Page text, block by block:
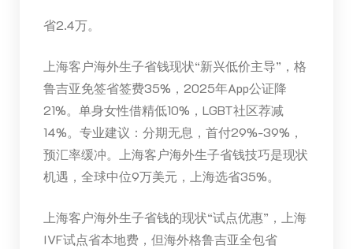
省2.4万。
上海客户海外生子省钱现状“新兴低价主导”，格
鲁吉亚免签省签费35%，2025年App公证降
21%。单身女性借精低10%，LGBT社区荐减
14%。专业建议：分期无息，首付29%-39%，
预汇率缓冲。上海客户海外生子省钱技巧是现状
机遇，全球中位9万美元，上海选省35%。
上海客户海外生子省钱的现状“试点优惠”，上海
IVF试点省本地费，但海外格鲁吉亚全包省